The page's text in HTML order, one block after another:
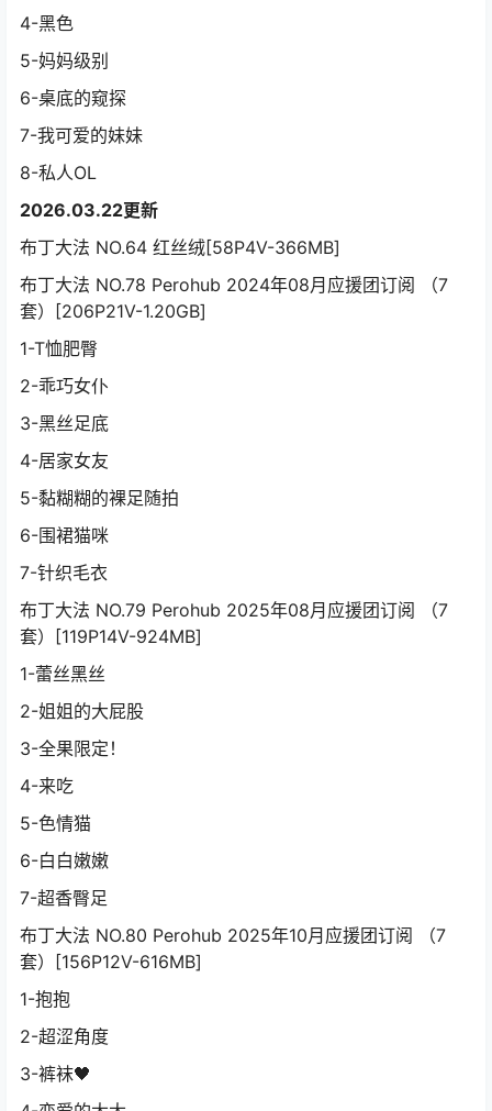
4-黑色
5-妈妈级别
6-桌底的窥探
7-我可爱的妹妹
8-私人OL
2026.03.22更新
布丁大法 NO.64 红丝绒[58P4V-366MB]
布丁大法 NO.78 Perohub 2024年08月应援团订阅 （7
套）[206P21V-1.20GB]
1-T恤肥臀
2-乖巧女仆
3-黑丝足底
4-居家女友
5-黏糊糊的裸足随拍
6-围裙猫咪
7-针织毛衣
布丁大法 NO.79 Perohub 2025年08月应援团订阅 （7
套）[119P14V-924MB]
1-蕾丝黑丝
2-姐姐的大屁股
3-全果限定！
4-来吃
5-色情猫
6-白白嫩嫩
7-超香臀足
布丁大法 NO.80 Perohub 2025年10月应援团订阅 （7
套）[156P12V-616MB]
1-抱抱
2-超涩角度
3-裤袜🖤